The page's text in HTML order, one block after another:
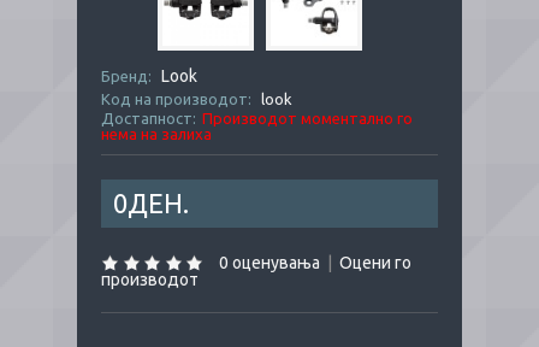
Бренд: Look
Код на производот:
look
Достапност: Производот моментално го
нема на залиха
0ДЕН.
0 оценувања
Оцени го
производот